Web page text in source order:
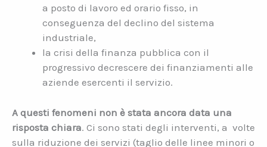
a posto di lavoro ed orario fisso, in
conseguenza del declino del sistema
industriale,
la crisi della finanza pubblica con il
progressivo decrescere dei finanziamenti alle
aziende esercenti il servizio.
A questi fenomeni non è stata ancora data una
risposta chiara. Ci sono stati degli interventi, a volte
sulla riduzione dei servizi (taglio delle linee minori o